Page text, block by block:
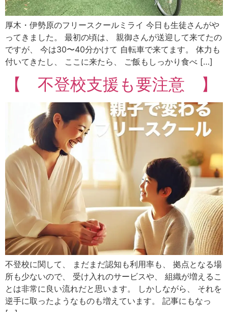
厚木・伊勢原のフリースクールミライ 今日も生徒さんがや
ってきました。 最初の頃は、 親御さんが送迎して来てたの
ですが、 今は30〜40分かけて 自転車で来てます。 体力も
付いてきたし、 ここに来たら、 ご飯もしっかり食べ […]
【 不登校支援も要注意 】
不登校に関して、 まだまだ認知も利用率も、 拠点となる場
所も少ないので、 受け入れのサービスや、 組織が増えるこ
とは非常に良い流れだと思います。 しかしながら、 それを
逆手に取ったようなものも増えています。 記事にもなっ